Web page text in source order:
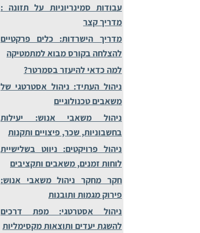
עבודות סמינריוניות על תזונה :
מדריך קצר
מדריך הישרדות: כלים פרקטיים
להצלחה בקורס מבוא למתמטיקה
למה כדאי להיעזר בסמרטר?
ניהול העתיד: ניהול אסטרטגי של
משאבים טכנולוגיים
ניהול משאבי אנוש: יעילות
בחשבוניות, שכר, פיצויים ותקנות
ניהול פרויקטים: ניווט בשלישיית
לוחות זמנים, משאבים ותקציבים
חקר מחקר ניהול משאבי אנוש:
פירוק מגמות ותובנות
ניהול אסטרטגי: מפת דרכים
להשגת יעדים ותוצאות מקסימליות